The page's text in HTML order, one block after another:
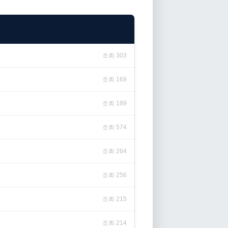
조회 303
조회 169
조회 189
조회 574
조회 264
조회 256
조회 215
조회 214